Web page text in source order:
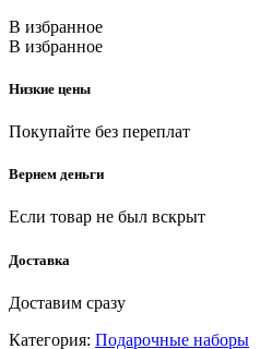
В избранное
В избранное
Низкие цены
Покупайте без переплат
Вернем деньги
Если товар не был вскрыт
Доставка
Доставим сразу
Категория: Подарочные наборы